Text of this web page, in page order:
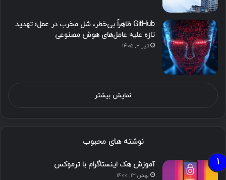
GitHub ظاهراً بی‌خطر، شل مخرب در عمل؛ تهدید
تازه علیه عامل‌های هوش مصنوعی
تیر ۷, ۱۴۰۵
نمایش بیشتر
نوشته های محبوب
آموزش هک اینستاگرام با ترموکس
بهمن ۱۳, ۱۴۰۰